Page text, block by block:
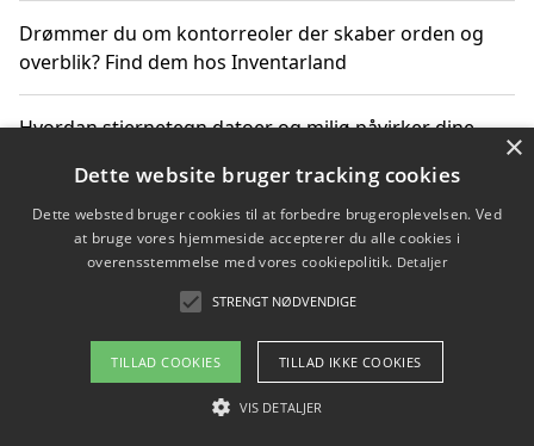
Drømmer du om kontorreoler der skaber orden og
overblik? Find dem hos Inventarland
Hvordan stjernetegn datoer og miljø påvirker dine
Bæredygtige gadgets til en grønnere hverdag
Om / kontakt
Blog Betingelser
×
Dette website bruger tracking cookies
Dette websted bruger cookies til at forbedre brugeroplevelsen. Ved
at bruge vores hjemmeside accepterer du alle cookies i
overensstemmelse med vores cookiepolitik. Detaljer
STRENGT NØDVENDIGE
TILLAD COOKIES TILLAD IKKE COOKIES
VIS DETALJER